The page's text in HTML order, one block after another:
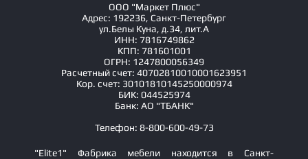
ООО "Маркет Плюс"
Адрес: 192236, Санкт-Петербург
ул.Белы Куна, д.34, лит.А
ИНН: 7816749862
КПП: 781601001
ОГРН: 1247800056349
Расчетный счет: 40702810010001623951
Кор. счет: 30101810145250000974
БИК: 044525974
Банк: АО "ТБАНК"
Телефон: 8-800-600-49-73
"Elite1" Фабрика мебели находится в Санкт-